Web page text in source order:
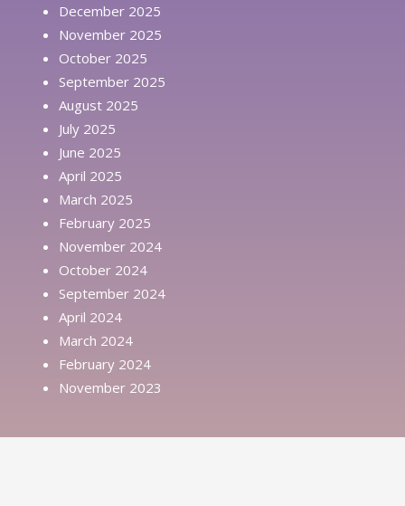
December 2025
November 2025
October 2025
September 2025
August 2025
July 2025
June 2025
April 2025
March 2025
February 2025
November 2024
October 2024
September 2024
April 2024
March 2024
February 2024
November 2023